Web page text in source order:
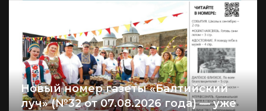
Новый номер газеты «Балтийский
луч» (№32 от 07.08.2026 года) — уже